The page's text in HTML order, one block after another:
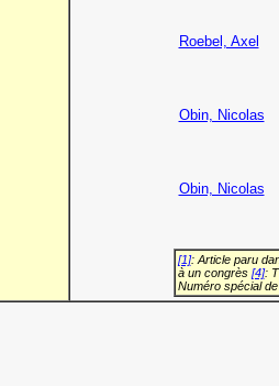
Roebel, Axel
Obin, Nicolas
Obin, Nicolas
[1]: Article paru
à un congrès [4]:
Numéro spécial